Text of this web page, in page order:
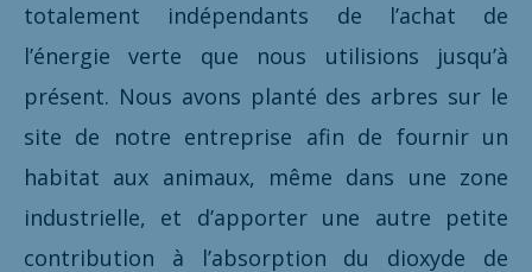
totalement indépendants de l’achat de
l’énergie verte que nous utilisions jusqu’à
présent. Nous avons planté des arbres sur le
site de notre entreprise afin de fournir un
habitat aux animaux, même dans une zone
industrielle, et d’apporter une autre petite
contribution à l’absorption du dioxyde de